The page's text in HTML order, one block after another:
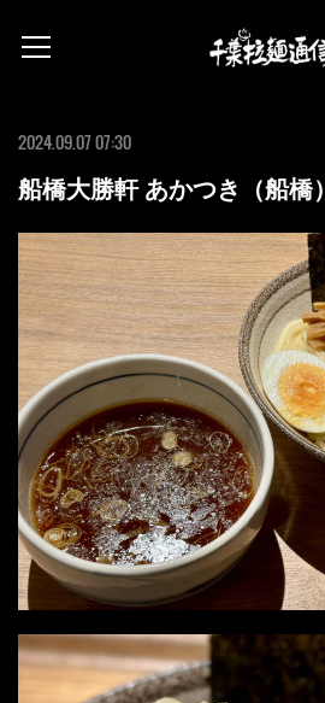
2024.09.07 07:30
船橋大勝軒 あかつき（船橋）